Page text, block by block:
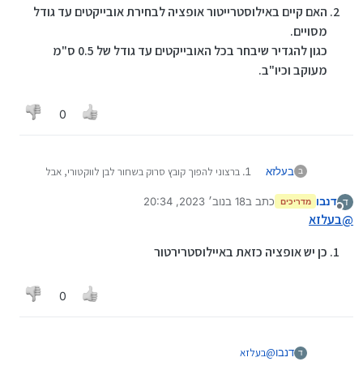
האם קיים באילוסטרייטור אופציה לבחירת אובייקטים עד גודל
מסויים.
כגון להגדיר שיבחר בכל האובייקטים עד גודל של 0.5 ס"מ
מעוקב וכיו"ב.
0
ב בעלזא
ברצוני להפוך קובץ סרוק בשחור לבן לווקטורי, אבל
דהיינו שרק יפריד לי בין הלבן לשחור, והשחור יהפכו
האם קיים באילוסטרייטור אופציה לבחירת אובייקטים
ד
מנותק
דנבו מדריכים כתב ב18 בנוב׳ 2023, 20:34
נערך לאחרונה על ידי
@בעלזא
כן יש אופציה כזאת באיילוסטרירטור
0
ד דנבו@בעלזא